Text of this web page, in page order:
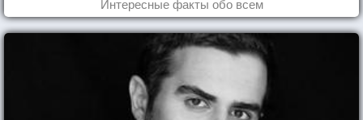
Интересные факты обо всем